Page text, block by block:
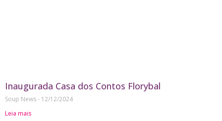
Inaugurada Casa dos Contos Florybal
Soup News
12/12/2024
Leia mais